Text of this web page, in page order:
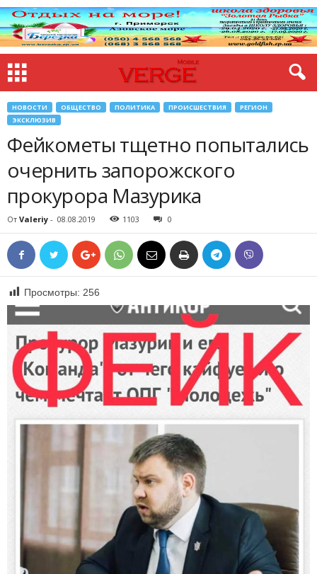
НОВОСТИ ОБЩЕСТВО ПОЛИТИКА ПРОИСШЕСТВИЯ
РЕГИОН
ЭКСКЛЮЗИВ
Фейкометы тщетно попытались
очернить запорожского
прокурора Мазурика
От Valeriy - 08.08.2019 1103 0
Просмотры: 256